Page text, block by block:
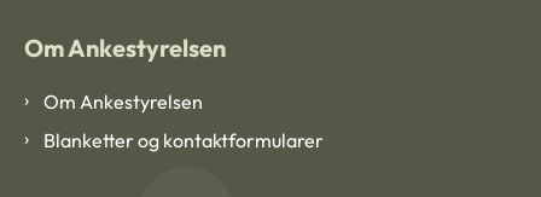
Om Ankestyrelsen
Om Ankestyrelsen
Blanketter og kontaktformularer